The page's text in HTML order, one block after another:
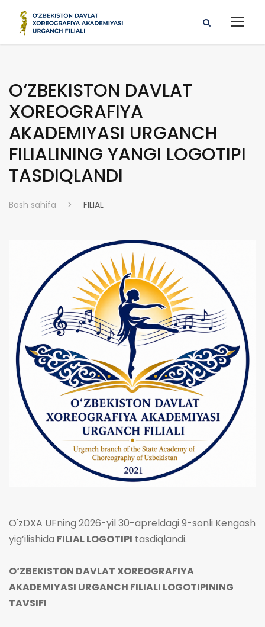
O‘ZBEKISTON DAVLAT
XOREOGRAFIYA
AKADEMIYASI URGANCH
FILIALINING YANGI LOGOTIPI
TASDIQLANDI
Bosh sahifa > FILIAL
O'zDXA UFning 2026-yil 30-apreldagi 9-sonli Kengash
yig’ilishida FILIAL LOGOTIPI tasdiqlandi.
O‘ZBEKISTON DAVLAT XOREOGRAFIYA
AKADEMIYASI URGANCH FILIALI LOGOTIPINING
TAVSIFI